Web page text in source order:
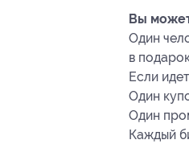
Вы
Один
в
Если
Один
Один
Каждый